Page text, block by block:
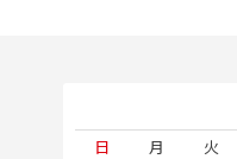
日
月 火